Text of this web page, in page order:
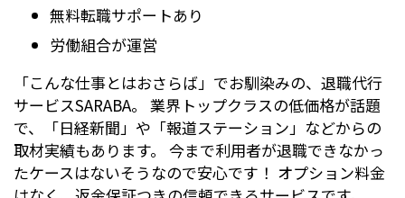
無料転職サポートあり
労働組合が運営
「こんな仕事とはおさらば」でお馴染みの、退職代行
サービスSARABA。 業界トップクラスの低価格が話題
で、「日経新聞」や「報道ステーション」などからの
取材実績もあります。 今まで利用者が退職できなかっ
たケースはないそうなので安心です！ オプション料金